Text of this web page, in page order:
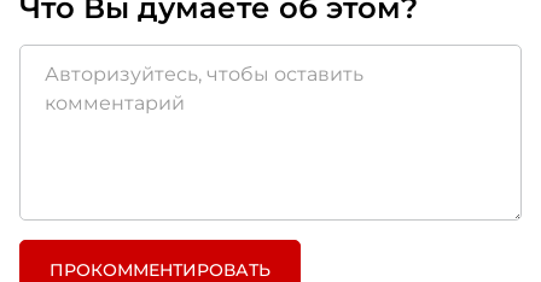
ПРОКОММЕНТИРОВАТЬ